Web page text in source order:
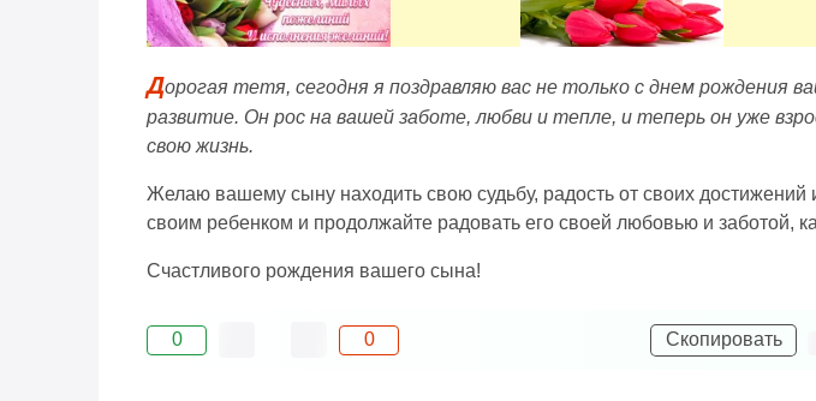
Дорогая тетя, сегодня я поздравляю вас не только с днем рождения
развитие. Он рос на вашей заботе, любви и тепле, и теперь он уже
свою жизнь.
Желаю вашему сыну находить свою судьбу, радость от своих достижений
своим ребенком и продолжайте радовать его своей любовью и заботой,
Счастливого рождения вашего сына!
0 0 Скопировать